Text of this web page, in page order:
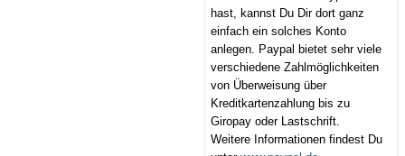
hast, kannst Du Dir dort ganz
einfach ein solches Konto
anlegen. Paypal bietet sehr viele
verschiedene Zahlmöglichkeiten
von Überweisung über
Kreditkartenzahlung bis zu
Giropay oder Lastschrift.
Weitere Informationen findest Du